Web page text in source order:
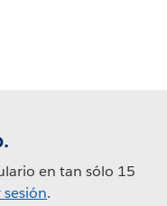
en tan sólo 15
.